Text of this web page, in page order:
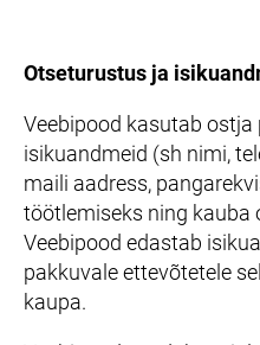
Otseturustus ja
Veebipood kasutab
isikuandmeid (sh nimi,
maili aadress,
töötlemiseks ning kauba
Veebipood edastab
pakkuvale ettevõtetele
kaupa.